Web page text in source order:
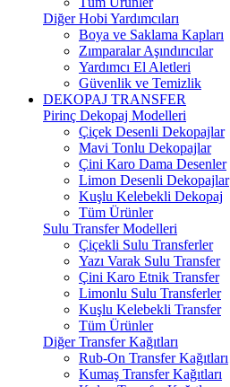
Diğer Hobi Yardımcıları
Boya ve Saklama Kapları
Zımparalar Aşındırıcılar
Yardımcı El Aletleri
Güvenlik ve Temizlik
DEKOPAJ TRANSFER
Pirinç Dekopaj Modelleri
Çiçek Desenli Dekopajlar
Mavi Tonlu Dekopajlar
Çini Karo Dama Desenler
Limon Desenli Dekopajlar
Kuşlu Kelebekli Dekopaj
Tüm Ürünler
Sulu Transfer Modelleri
Çiçekli Sulu Transferler
Yazı Varak Sulu Transfer
Çini Karo Etnik Transfer
Limonlu Sulu Transferler
Kuşlu Kelebekli Transfer
Tüm Ürünler
Diğer Transfer Kağıtları
Rub-On Transfer Kağıtları
Kumaş Transfer Kağıtları